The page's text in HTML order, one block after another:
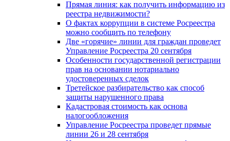
Прямая линия: как получить информацию из
реестра недвижимости?
О фактах коррупции в системе Росреестра
можно сообщить по телефону
Две «горячие» линии для граждан проведет
Управление Росреестра 20 сентября
Особенности государственной регистрации
прав на основании нотариально
удостоверенных сделок
Третейское разбирательство как способ
защиты нарушенного права
Кадастровая стоимость как основа
налогообложения
Управление Росреестра проведет прямые
линии 26 и 28 сентября